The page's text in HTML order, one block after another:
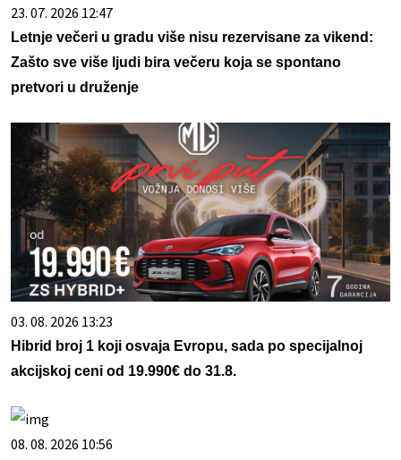
23. 07. 2026 12:47
Letnje večeri u gradu više nisu rezervisane za vikend:
Zašto sve više ljudi bira večeru koja se spontano
pretvori u druženje
03. 08. 2026 13:23
Hibrid broj 1 koji osvaja Evropu, sada po specijalnoj
akcijskoj ceni od 19.990€ do 31.8.
08. 08. 2026 10:56